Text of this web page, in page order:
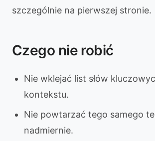
szczególnie na pierwszej stronie.
Czego nie robić
Nie wklejać list słów
kontekstu.
Nie powtarzać tego samego
nadmiernie.